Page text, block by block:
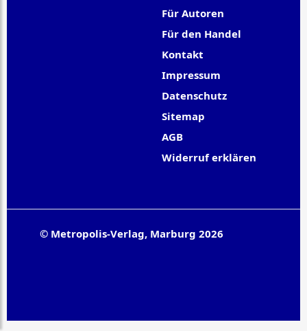
Für Autoren
Für den Handel
Kontakt
Impressum
Datenschutz
Sitemap
AGB
Widerruf erklären
© Metropolis-Verlag, Marburg 2026